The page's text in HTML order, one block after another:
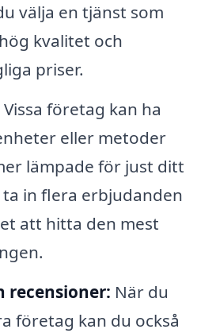
välja en tjänst som
kvalitet och
priser.
Vissa företag kan ha
eller metoder
lämpade för just ditt
in flera erbjudanden
att hitta den mest
recensioner: När du
företag kan du också